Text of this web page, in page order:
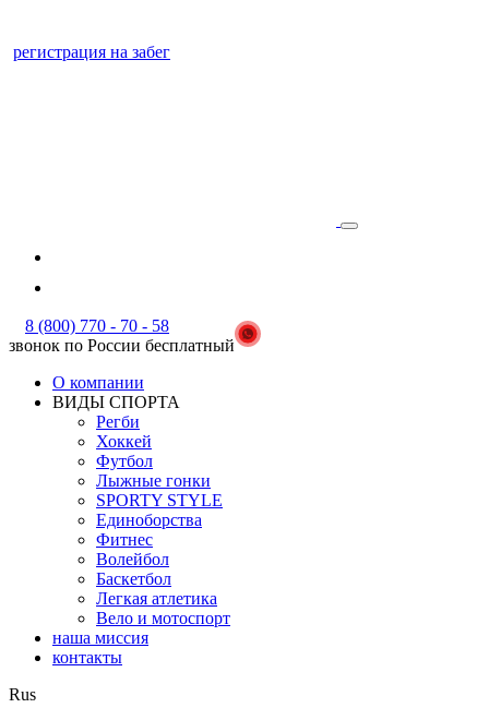
регистрация на забег
8 (800) 770 - 70 - 58
звонок по России бесплатный
О компании
ВИДЫ СПОРТА
Регби
Хоккей
Футбол
Лыжные гонки
SPORTY STYLE
Единоборства
Фитнес
Волейбол
Баскетбол
Легкая атлетика
Вело и мотоспорт
наша миссия
контакты
Rus